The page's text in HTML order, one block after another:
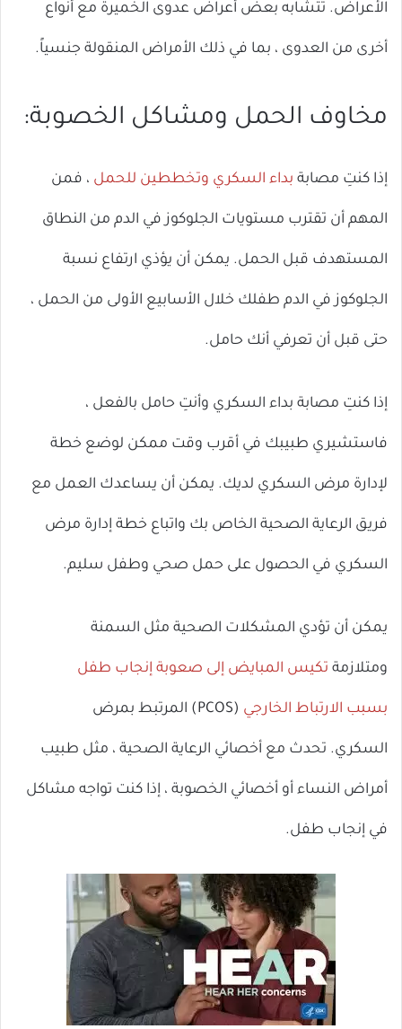
الأعراض. تتشابه بعض أعراض عدوى الخميرة مع أنواع
أخرى من العدوى ، بما في ذلك الأمراض المنقولة جنسياً.
مخاوف الحمل ومشاكل الخصوبة:
إذا كنتِ مصابة بداء السكري وتخططين للحمل ، فمن
المهم أن تقترب مستويات الجلوكوز في الدم من النطاق
المستهدف قبل الحمل. يمكن أن يؤذي ارتفاع نسبة
الجلوكوز في الدم طفلك خلال الأسابيع الأولى من الحمل ،
حتى قبل أن تعرفي أنك حامل.
إذا كنتِ مصابة بداء السكري وأنتِ حامل بالفعل ،
فاستشيري طبيبك في أقرب وقت ممكن لوضع خطة
لإدارة مرض السكري لديك. يمكن أن يساعدك العمل مع
فريق الرعاية الصحية الخاص بك واتباع خطة إدارة مرض
السكري في الحصول على حمل صحي وطفل سليم.
يمكن أن تؤدي المشكلات الصحية مثل السمنة
ومتلازمة تكيس المبايض إلى صعوبة إنجاب طفل
بسبب الارتباط الخارجي (PCOS) المرتبط بمرض
السكري. تحدث مع أخصائي الرعاية الصحية ، مثل طبيب
أمراض النساء أو أخصائي الخصوبة ، إذا كنت تواجه مشاكل
في إنجاب طفل.